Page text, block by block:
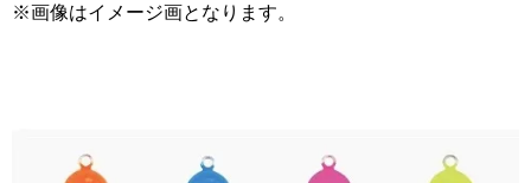
※画像はイメージ画となります。